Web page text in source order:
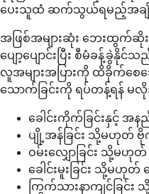
ပေးသူထံ ဆက်သွယ်ရမည့်အချိ
အဖြစ်အများဆုံး ဘေးထွက်ဆို
ပျော့ပျောင်းပြီး စီမံခန့်ခွဲနို
လူအများအပြားကို ထိခိုက်စေသ
သောက်ခြင်းကို ရပ်တန့်ရန် မလို
ခေါင်းကိုက်ခြင်းနှင့် အနည်
ပျို့အန်ခြင်း သို့မဟုတ် ဗို
ဝမ်းလျှောခြင်း သို့မဟုတ် ဝ
ခေါင်းမူးခြင်း သို့မဟုတ် ခ
ကြွက်သားနာကျင်ခြင်